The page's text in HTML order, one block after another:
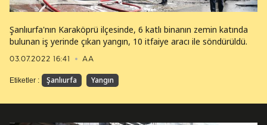
03.07.2022 16:41 AA
Şanlıurfa'nın Karaköprü ilçesinde, 6 katlı binanın zemin katında
bulunan iş yerinde çıkan yangın, 10 itfaiye aracı ile söndürüldü.
Etiketler : Şanlıurfa Yangın